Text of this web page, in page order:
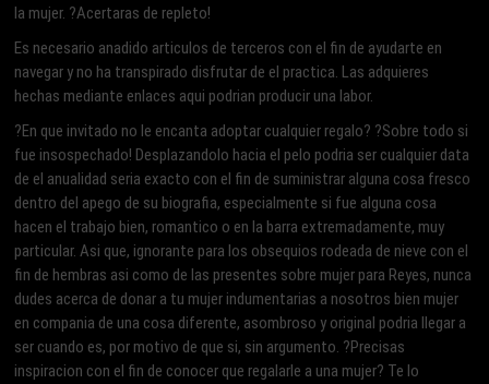
la mujer. ?Acertaras de repleto!
Es necesario anadido articulos de terceros con el fin de ayudarte en
navegar y no ha transpirado disfrutar de el practica. Las adquieres
hechas mediante enlaces aqui podrian producir una labor.
?En que invitado no le encanta adoptar cualquier regalo? ?Sobre todo si
fue insospechado! Desplazandolo hacia el pelo podri­a ser cualquier data
de el anualidad seri­a exacto con el fin de suministrar alguna cosa fresco
dentro del apego de su biografia, especialmente si fue alguna cosa
hacen el trabajo bien, romantico o en la barra extremadamente, muy
particular. Asi que, ignorante para los obsequios rodeada de nieve con el
fin de hembras asi­ como de las presentes sobre mujer para Reyes, nunca
dudes acerca de donar a tu mujer indumentarias a nosotros bien mujer
en compania de una cosa diferente, asombroso y original podri­a llegar a
ser cuando es, por motivo de que si, sin argumento. ?Precisas
inspiracion con el fin de conocer que regalarle a una mujer? Te lo